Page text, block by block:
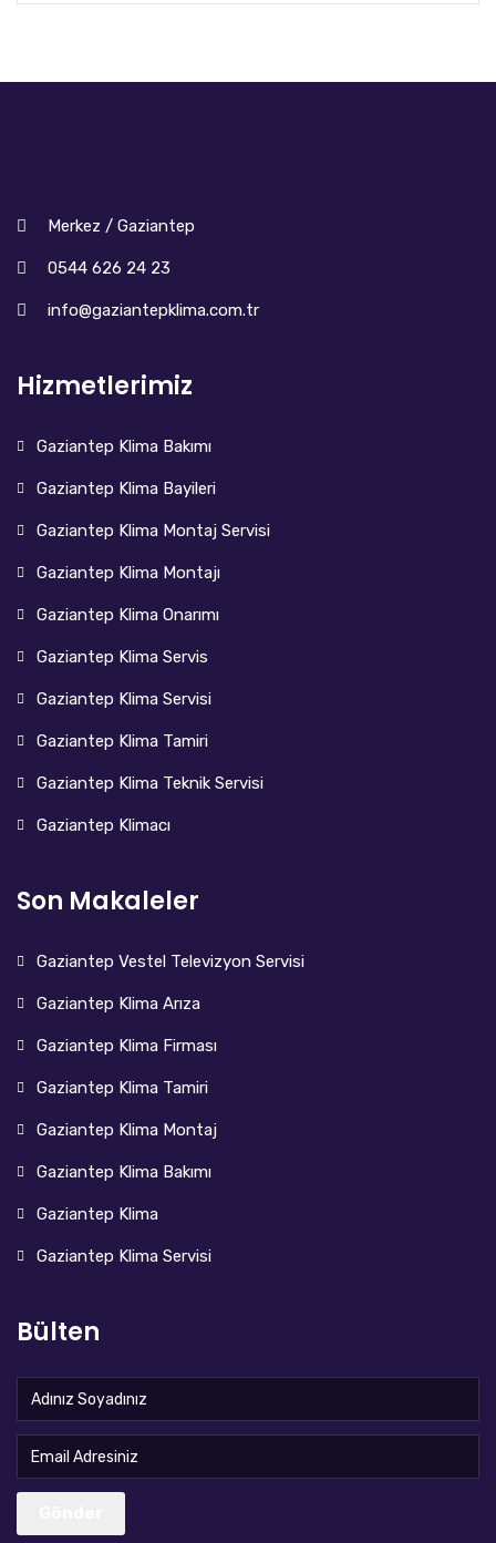
Merkez / Gaziantep
0544 626 24 23
info@gaziantepklima.com.tr
Hizmetlerimiz
Gaziantep Klima Bakımı
Gaziantep Klima Bayileri
Gaziantep Klima Montaj Servisi
Gaziantep Klima Montajı
Gaziantep Klima Onarımı
Gaziantep Klima Servis
Gaziantep Klima Servisi
Gaziantep Klima Tamiri
Gaziantep Klima Teknik Servisi
Gaziantep Klimacı
Son Makaleler
Gaziantep Vestel Televizyon Servisi
Gaziantep Klima Arıza
Gaziantep Klima Firması
Gaziantep Klima Tamiri
Gaziantep Klima Montaj
Gaziantep Klima Bakımı
Gaziantep Klima
Gaziantep Klima Servisi
Bülten